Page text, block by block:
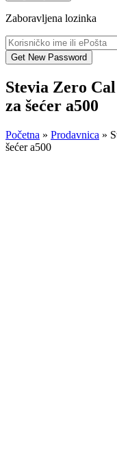
Zaboravljena lozinka
Stevia Zero
za šećer a500
Početna » Prodavnica »
šećer a500